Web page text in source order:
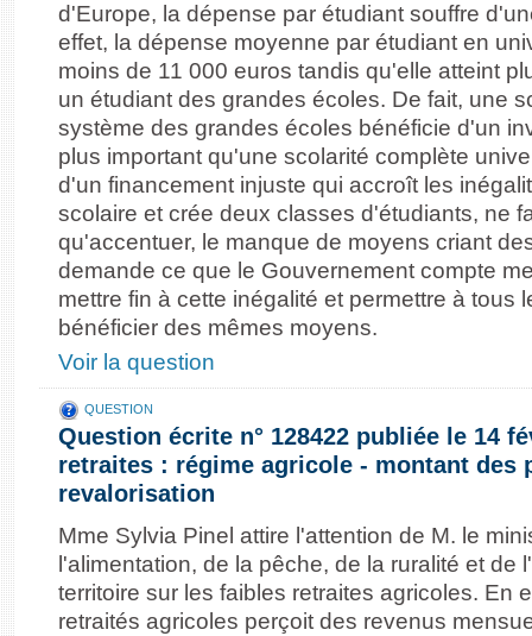
d'Europe, la dépense par étudiant souffre
effet, la dépense moyenne par étudiant en
moins de 11 000 euros tandis qu'elle atteint
un étudiant des grandes écoles. De fait, une
système des grandes écoles bénéficie d'un
plus important qu'une scolarité complète
d'un financement injuste qui accroît les
scolaire et crée deux classes d'étudiants, ne
qu'accentuer, le manque de moyens criant
demande ce que le Gouvernement compte
mettre fin à cette inégalité et permettre à tous
bénéficier des mêmes moyens.
Voir la question
QUESTION
Question écrite n° 128422 publiée le 14
retraites : régime agricole - montant des
revalorisation
Mme Sylvia Pinel attire l'attention de M. le
l'alimentation, de la pêche, de la ruralité et de
territoire sur les faibles retraites agricoles. En
retraités agricoles perçoit des revenus